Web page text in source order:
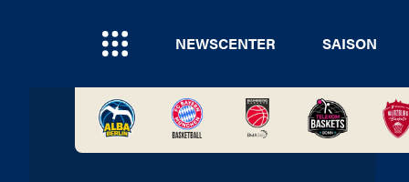
NEWSCENTER SAISON